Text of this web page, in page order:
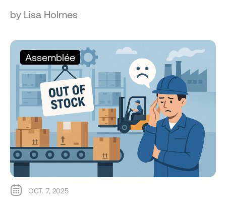
by Lisa Holmes
Assemblée
OCT. 7, 2025